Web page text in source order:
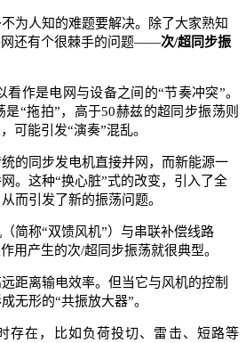
为人知的难题要解决。除了大家熟知
网还有个很棘手的问题——次/超同步振
看作是电网与设备之间的“节奏冲突”。
“拖拍”，高于50赫兹的超同步振荡则
可能引发“演奏”混乱。
的同步发电机直接并网，而新能源一
。这种“换心脏”式的改变，引入了全
而引发了新的振荡问题。
简称“双馈风机”）与串联补偿线路
用产生的次/超同步振荡就很典型。
距离输电效率。但当它与风机的控制
无形的“共振放大器”。
存在，比如负荷投切、雷击、短路等